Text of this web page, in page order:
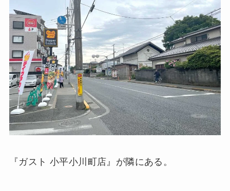
『ガスト 小平小川町店』が隣にある。